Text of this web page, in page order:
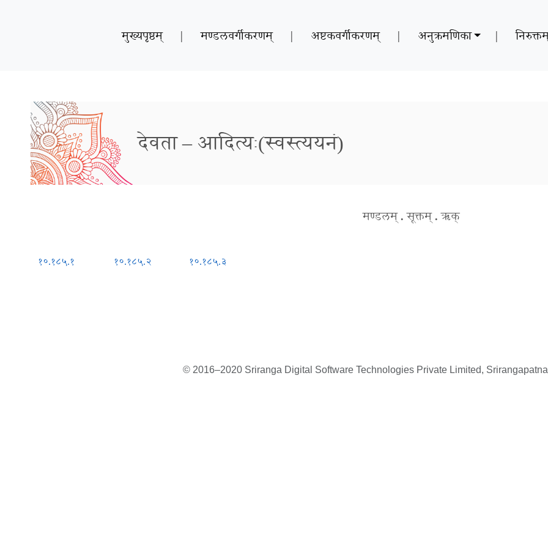
मुख्यपृष्ठम् | मण्डलवर्गीकरणम् | अष्टकवर्गीकरणम् | अनुक्रमणिका |
देवता – आदित्यः(स्वस्त्ययनं)
मण्डलम् . सूक्तम् . ऋक्
१०.१८५.१ १०.१८५.२ १०.१८५.३
© 2016–2020 Sriranga Digital Software Technologies Private Limited,